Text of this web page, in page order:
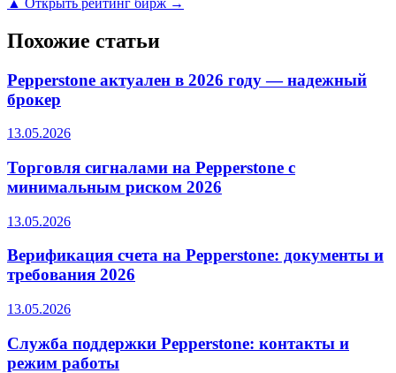
Похожие статьи
Pepperstone актуален в 2026 году — надежный
брокер
13.05.2026
Торговля сигналами на Pepperstone с
минимальным риском 2026
13.05.2026
Верификация счета на Pepperstone: документы и
требования 2026
13.05.2026
Служба поддержки Pepperstone: контакты и
режим работы